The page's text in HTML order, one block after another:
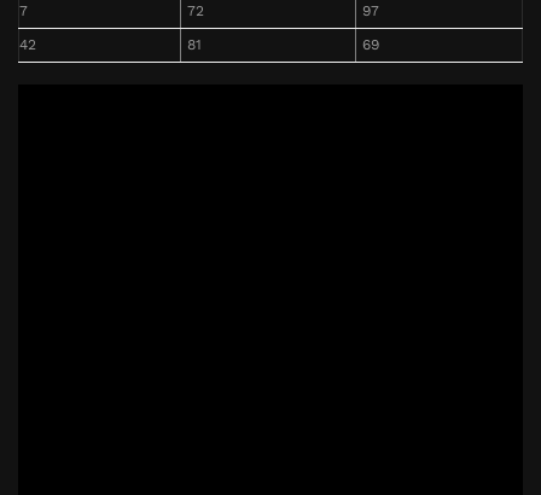
7
72
97
42
81 69